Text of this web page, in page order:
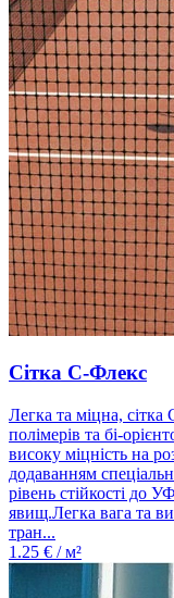
Сітка С-Флекс
Легка та міцна, сітка
полімерів та бі-
високу міцність на
додаванням
рівень стійкості до
явищ.Легка вага та
тран...
1.25 € / м²